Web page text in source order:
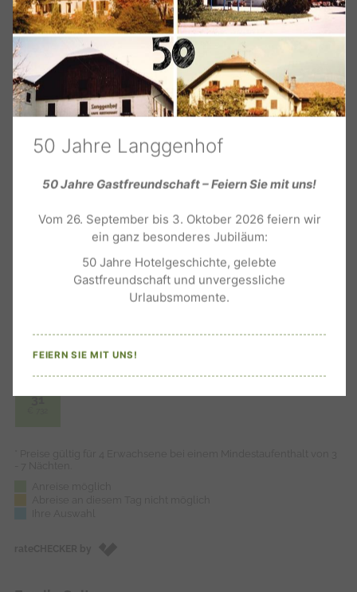
50 Jahre Langgenhof
50 Jahre Gastfreundschaft – Feiern Sie mit uns!
Vom 26. September bis 3. Oktober 2026 feiern wir
ein ganz besonderes Jubiläum:
50 Jahre Hotelgeschichte, gelebte
Gastfreundschaft und unvergessliche
Urlaubsmomente.
FEIERN SIE MIT UNS!